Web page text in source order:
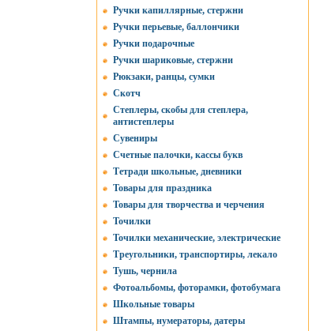
Ручки капиллярные, стержни
Ручки перьевые, баллончики
Ручки подарочные
Ручки шариковые, стержни
Рюкзаки, ранцы, сумки
Скотч
Степлеры, скобы для степлера,
антистеплеры
Сувениры
Счетные палочки, кассы букв
Тетради школьные, дневники
Товары для праздника
Товары для творчества и черчения
Точилки
Точилки механические, электрические
Треугольники, транспортиры, лекало
Тушь, чернила
Фотоальбомы, фоторамки, фотобумага
Школьные товары
Штампы, нумераторы, датеры